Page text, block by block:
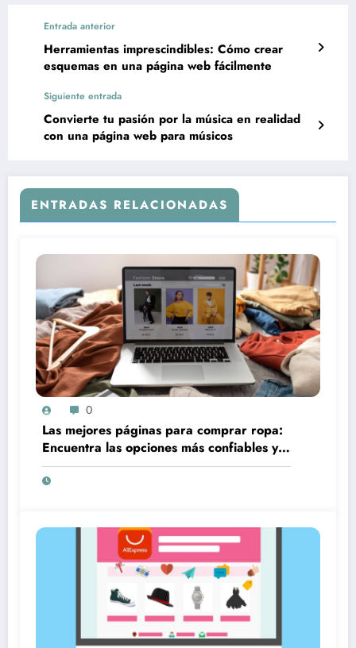
Entrada anterior
Herramientas imprescindibles: Cómo crear
esquemas en una página web fácilmente
Siguiente entrada
Convierte tu pasión por la música en realidad
con una página web para músicos
ENTRADAS RELACIONADAS
0
Las mejores páginas para comprar ropa:
Encuentra las opciones más confiables y
accesibles en línea